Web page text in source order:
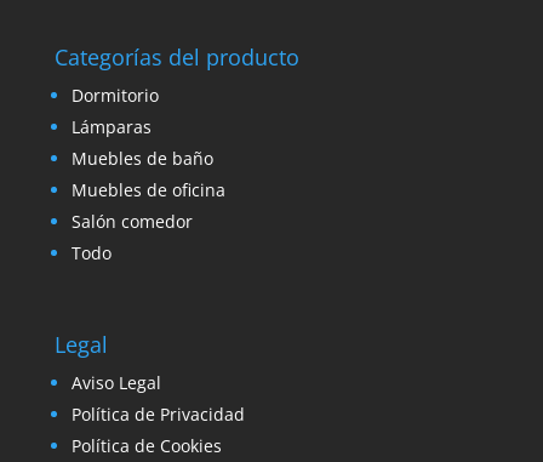
Categorías del producto
Dormitorio
Lámparas
Muebles de baño
Muebles de oficina
Salón comedor
Todo
Legal
Aviso Legal
Política de Privacidad
Política de Cookies